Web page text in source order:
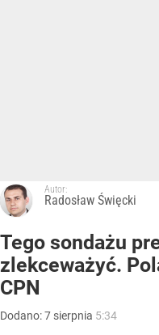
Autor:
Radosław Święcki
Tego sondażu
zlekceważyć.
CPN
Dodano:7 sierpnia 5:34